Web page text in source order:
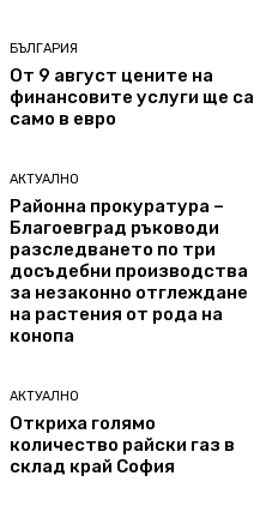
БЪЛГАРИЯ
От 9 август цените на
финансовите услуги ще са
само в евро
АКТУАЛНО
Районна прокуратура –
Благоевград ръководи
разследването по три
досъдебни производства
за незаконно отглеждане
на растения от рода на
конопа
АКТУАЛНО
Откриха голямо
количество райски газ в
склад край София